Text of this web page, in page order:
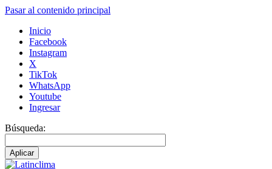
Pasar al contenido principal
Inicio
Facebook
Instagram
X
TikTok
WhatsApp
Youtube
Ingresar
Búsqueda: